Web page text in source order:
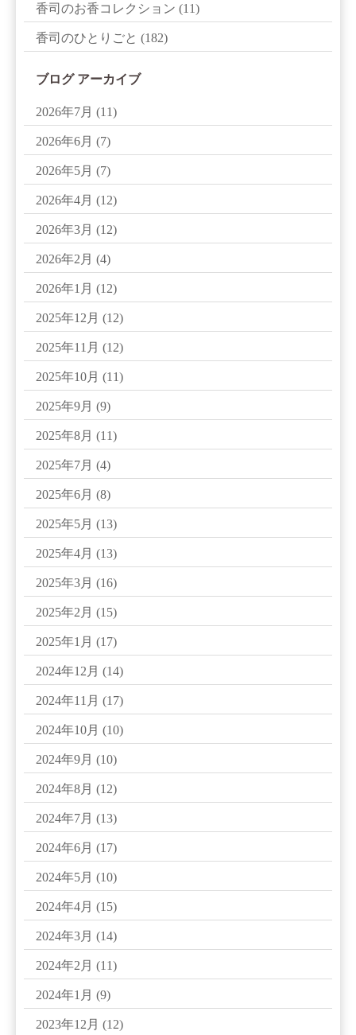
香司のお香コレクション (11)
香司のひとりごと (182)
ブログ アーカイブ
2026年7月 (11)
2026年6月 (7)
2026年5月 (7)
2026年4月 (12)
2026年3月 (12)
2026年2月 (4)
2026年1月 (12)
2025年12月 (12)
2025年11月 (12)
2025年10月 (11)
2025年9月 (9)
2025年8月 (11)
2025年7月 (4)
2025年6月 (8)
2025年5月 (13)
2025年4月 (13)
2025年3月 (16)
2025年2月 (15)
2025年1月 (17)
2024年12月 (14)
2024年11月 (17)
2024年10月 (10)
2024年9月 (10)
2024年8月 (12)
2024年7月 (13)
2024年6月 (17)
2024年5月 (10)
2024年4月 (15)
2024年3月 (14)
2024年2月 (11)
2024年1月 (9)
2023年12月 (12)